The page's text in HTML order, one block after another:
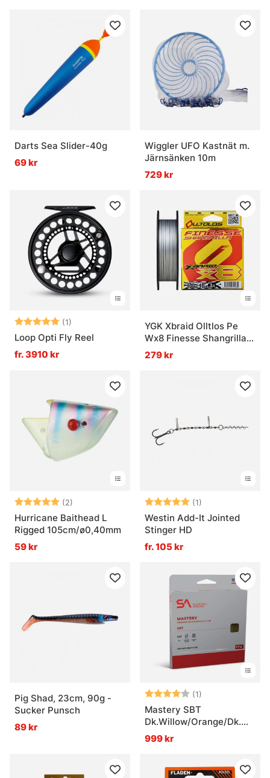
Darts Sea Slider-40g
69 kr
Wiggler UFO Kastnät m.
Järnsänken 10m
729 kr
Betyg: (1)
5.0 utav 5 stjärnor
Loop Opti Fly Reel
fr. 3910 kr
YGK Xbraid Olltlos Pe
Wx8 Finesse Shangrilla
100M
279 kr
Betyg: (2)
5.0 utav 5 stjärnor
Hurricane Baithead L
Rigged 105cm/ø0,40mm
59 kr
Betyg: (1)
Westin Add-It Jointed
Stinger HD
fr. 105 kr
Pig Shad, 23cm, 90g -
Sucker Punsch
89 kr
Betyg: (1)
Mastery SBT
Dk.Willow/Orange/Dk.Willow
tip WF
999 kr